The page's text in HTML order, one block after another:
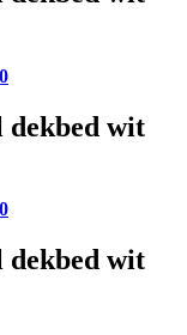
dekbed wit
dekbed wit